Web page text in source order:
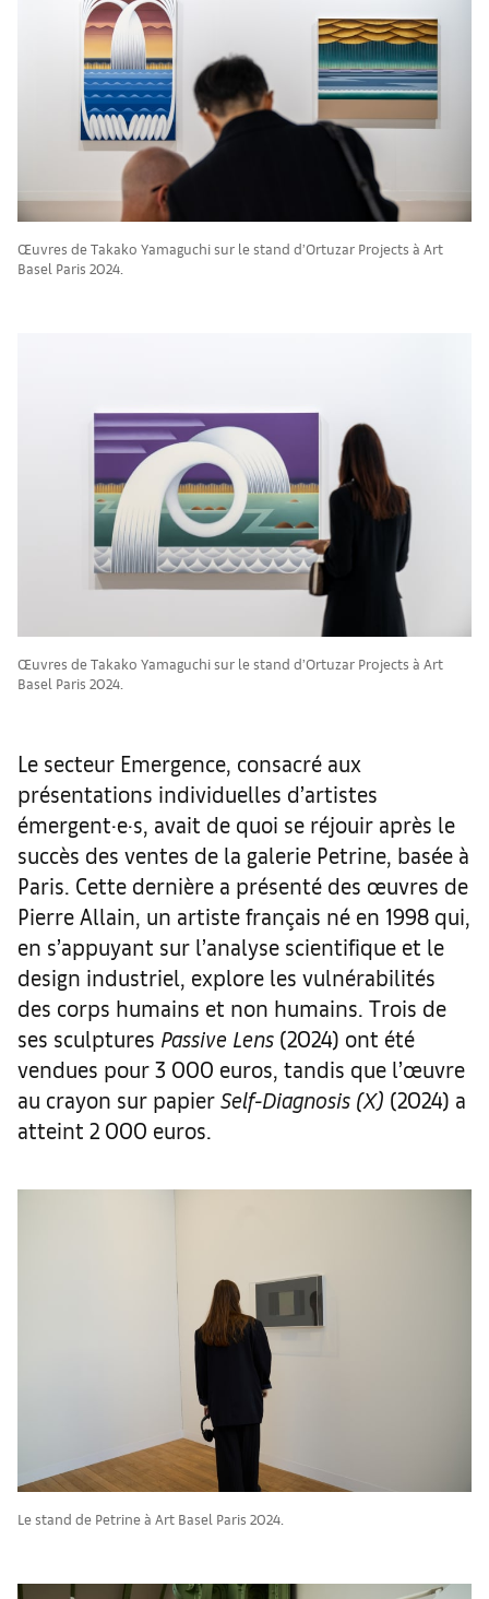
Œuvres de Takako Yamaguchi sur le stand d’Ortuzar Projects à Art
Basel Paris 2024.
Œuvres de Takako Yamaguchi sur le stand d’Ortuzar Projects à Art
Basel Paris 2024.
Le secteur Emergence, consacré aux
présentations individuelles d’artistes
émergent·e·s, avait de quoi se réjouir après le
succès des ventes de la galerie Petrine, basée à
Paris. Cette dernière a présenté des œuvres de
Pierre Allain, un artiste français né en 1998 qui,
en s’appuyant sur l’analyse scientifique et le
design industriel, explore les vulnérabilités
des corps humains et non humains. Trois de
ses sculptures Passive Lens (2024) ont été
vendues pour 3 000 euros, tandis que l’œuvre
au crayon sur papier Self-Diagnosis (X) (2024) a
atteint 2 000 euros.
Le stand de Petrine à Art Basel Paris 2024.